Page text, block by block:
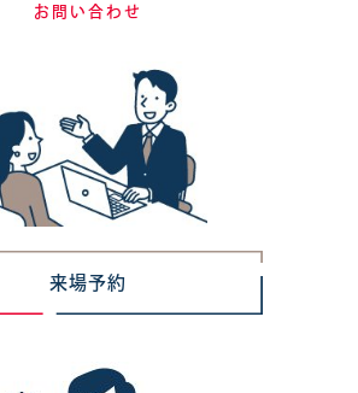
お問い合わせ
来場予約